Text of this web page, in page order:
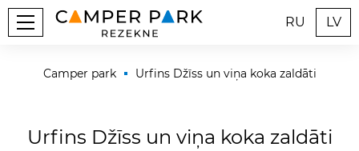
RU LV
Camper park Urfins Džīss un viņa koka zaldāti
Urfins Džīss un viņa koka zaldāti